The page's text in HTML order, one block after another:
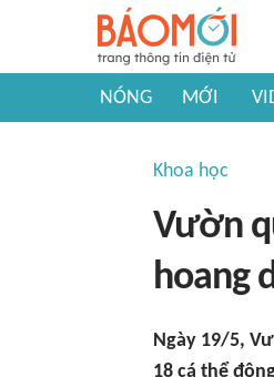
NÓNG MỚI
Khoa học
Vườn
hoang
Ngày 19/5,
18 cá thể